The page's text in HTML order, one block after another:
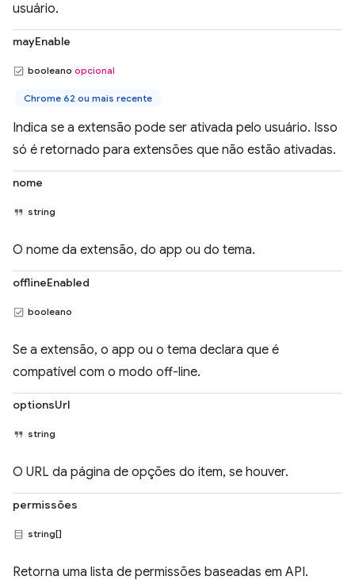
usuário.
mayEnable
booleano opcional
Chrome 62 ou mais recente
Indica se a extensão pode ser ativada pelo usuário. Isso
só é retornado para extensões que não estão ativadas.
nome
string
O nome da extensão, do app ou do tema.
offlineEnabled
booleano
Se a extensão, o app ou o tema declara que é
compatível com o modo off-line.
optionsUrl
string
O URL da página de opções do item, se houver.
permissões
string[]
Retorna uma lista de permissões baseadas em API.